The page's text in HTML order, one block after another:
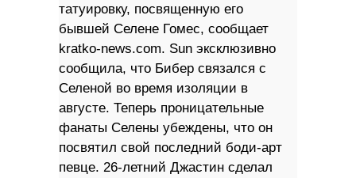
татуировку, посвященную его
бывшей Селене Гомес, сообщает
kratko-news.com. Sun эксклюзивно
сообщила, что Бибер связался с
Селеной во время изоляции в
августе. Теперь проницательные
фанаты Селены убеждены, что он
посвятил свой последний боди-арт
певце. 26-летний Джастин сделал